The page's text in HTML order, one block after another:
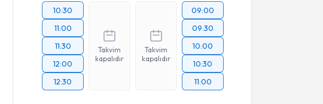
10:30
11:00
11:30
12:00
12:30
Takvim
kapalıdır
Takvim
kapalıdır
09:00
09:30
10:00
10:30
11:00